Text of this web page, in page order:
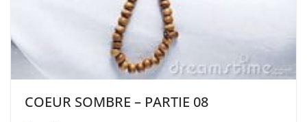
COEUR SOMBRE – PARTIE 08